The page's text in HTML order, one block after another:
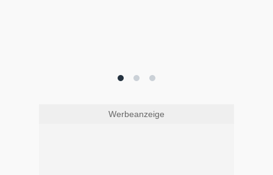
Werbeanzeige